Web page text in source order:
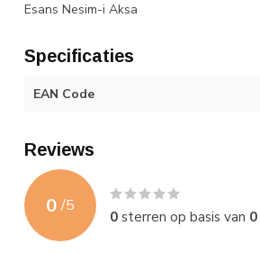
Esans Nesim-i Aksa
Specificaties
EAN Code
Reviews
0 /5
0sterren op basis van 0